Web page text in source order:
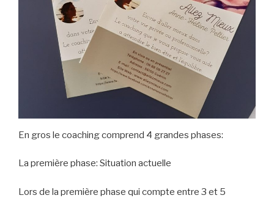
En gros le coaching comprend 4 grandes phases:
La première phase: Situation actuelle
Lors de la première phase qui compte entre 3 et 5